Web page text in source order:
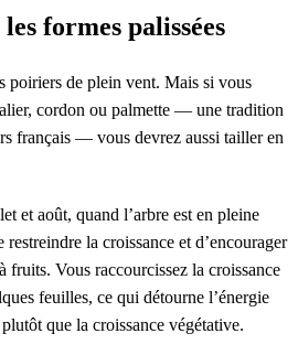
formes palissées
poiriers de plein vent. Mais si vous
cordon ou palmette — une tradition
français — vous devrez aussi tailler en
et août, quand l’arbre est en pleine
restreindre la croissance et d’encourager
fruits. Vous raccourcissez la croissance
feuilles, ce qui détourne l’énergie
que la croissance végétative.